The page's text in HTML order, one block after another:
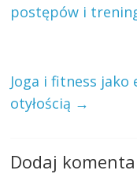
postępów i
Joga i fitness jako
otyłością →
Dodaj